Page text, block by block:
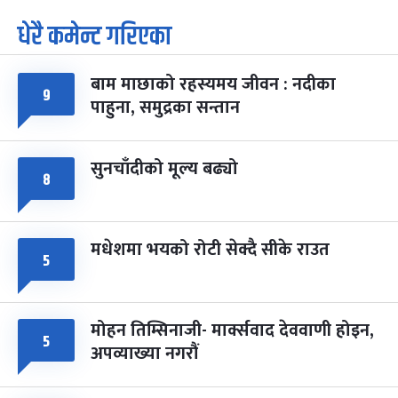
७
आइत
पूर्णिमा व्रत
चैत्र ७, २०८३-Mar 21, 2027
८ फागुपूर्णिमा
चैत्र ८, २०८३-Mar 22, 2027
७ महिना बाँकी
धेरै कमेन्ट गरिएका
९ बाम माछाको रहस्यमय जीवन : नदीका
पाहुना, समुद्रका सन्तान
८ सुनचाँदीको मूल्य बढ्यो
५ मधेशमा भयको रोटी सेक्दै सीके राउत
५ मोहन तिम्सिनाजी- मार्क्सवाद देववाणी होइन,
अपव्याख्या नगरौं